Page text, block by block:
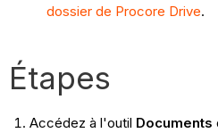
dossier de Procore Drive.
Étapes
Accédez à l'outil Documents